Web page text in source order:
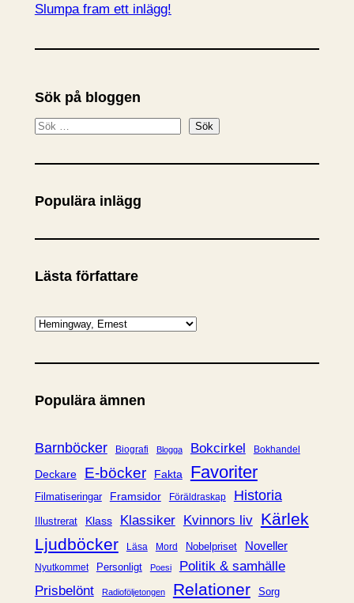
Slumpa fram ett inlägg!
Sök på bloggen
S
k
Sök
Populära inlägg
Lästa författare
K
t
g
r
i
Populära ämnen
Barnböcker Biografi Blogga Bokcirkel Bokhandel
Deckare E-böcker Fakta Favoriter
Filmatiseringar Framsidor Föräldraskap Historia
Illustrerat Klass Klassiker Kvinnors liv Kärlek
Ljudböcker
Läsa Mord Nobelpriset Noveller
Nyutkommet Personligt Poesi
Politik & samhälle
Prisbelönt
Radioföljetongen Relationer Sorg